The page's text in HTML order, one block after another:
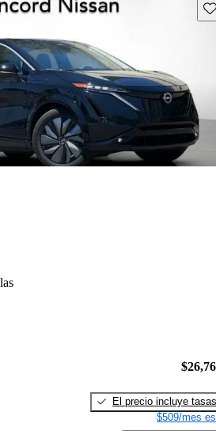
El precio incluye tasas
$509/mes